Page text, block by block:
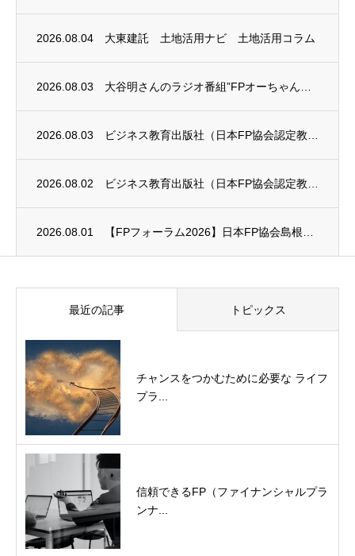
2026.08.04 大東建託 土地活用ナビ 土地活用コラム
2026.08.03
2026.08.03
2026.08.02
2026.08.01
最近の記事 トピックス
チャンスをつかむために必要な ライフ
プラ...
信頼できるFP（ファイナンシャルプラ
ンナ...